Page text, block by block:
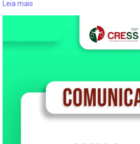
Leia mais